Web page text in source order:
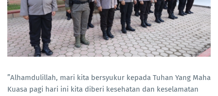
”Alhamdulillah, mari kita bersyukur kepada Tuhan Yang Maha
Kuasa pagi hari ini kita diberi kesehatan dan keselamatan